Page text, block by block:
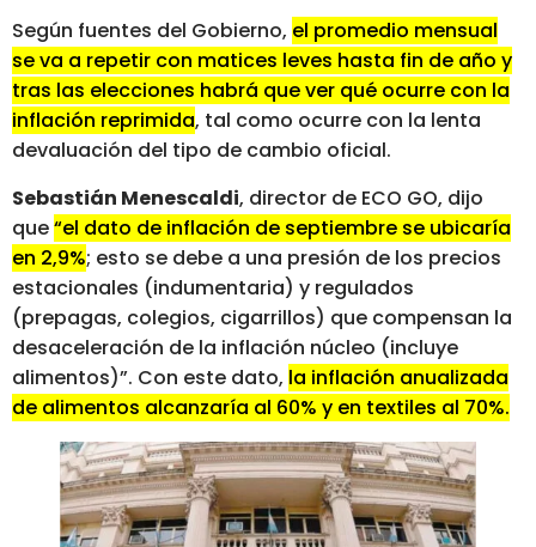
Según fuentes del Gobierno, el promedio mensual
se va a repetir con matices leves hasta fin de año y
tras las elecciones habrá que ver qué ocurre con la
inflación reprimida, tal como ocurre con la lenta
devaluación del tipo de cambio oficial.
Sebastián Menescaldi, director de ECO GO, dijo
que“el dato de inflación de septiembre se ubicaría
en 2,9%; esto se debe a una presión de los precios
estacionales (indumentaria) y regulados
(prepagas, colegios, cigarrillos) que compensan la
desaceleración de la inflación núcleo (incluye
alimentos)”. Con este dato, la inflación anualizada
de alimentos alcanzaría al 60% y en textiles al 70%.